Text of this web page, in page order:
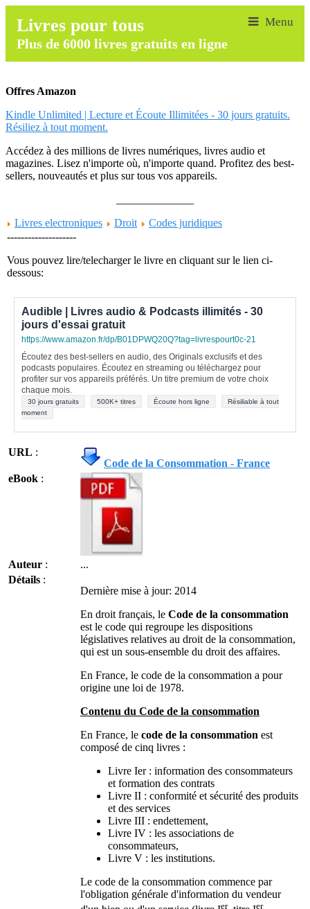
Livres pour tous
Plus de 6000 livres gratuits en ligne
Offres Amazon
Kindle Unlimited | Lecture et Écoute Illimitées - 30 jours gratuits.
Résiliez à tout moment.
Accédez à des millions de livres numériques, livres audio et
magazines. Lisez n'importe où, n'importe quand. Profitez des best-
sellers, nouveautés et plus sur tous vos appareils.
Livres electroniques
Droit
Codes juridiques
--------------------
Vous pouvez lire/telecharger le livre en cliquant sur le lien ci-
dessous:
Audible | Livres audio & Podcasts illimités - 30
jours d'essai gratuit
https://www.amazon.fr/dp/B01DPWQ20Q?tag=livrespourt0c-21
Écoutez des best-sellers en audio, des Originals exclusifs et des
podcasts populaires. Écoutez en streaming ou téléchargez pour
profiter sur vos appareils préférés. Un titre premium de votre choix
chaque mois.
30 jours gratuits 500K+ titres Écoute hors ligne
Résiliable à tout
moment
URL :
Code de la Consommation - France
eBook :
Auteur :
...
Détails :
Dernière mise à jour: 2014
En droit français, le Code de la consommation
est le code qui regroupe les dispositions
législatives relatives au droit de la consommation,
qui est un sous-ensemble du droit des affaires.
En France, le code de la consommation a pour
origine une loi de 1978.
Contenu du Code de la consommation
En France, le code de la consommation est
composé de cinq livres :
Livre Ier : information des consommateurs
et formation des contrats
Livre II : conformité et sécurité des produits
et des services
Livre III : endettement,
Livre IV : les associations de
consommateurs,
Livre V : les institutions.
Le code de la consommation commence par
l'obligation générale d'information du vendeur
er er